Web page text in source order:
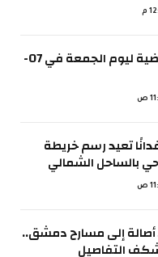
ابرز الاحداث الرياضية ليوم الجمعة في 07-
.. 642 فدانًا تعيد رسم خريطة
بالساحل الشمالي
أصالة إلى مسارح دمشق..
التفاصيل